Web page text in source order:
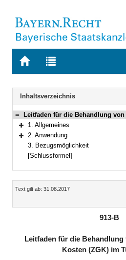
Zur
BAYERN.RECHT
Zur
letzten
Suche
Navigation
Inhaltsverzeichnis
Bereich reduzieren
Leitfaden für die Behandlung von
Bereich erweitern
1. Allgemeines
Bereich erweitern
2. Anwendung
3. Bezugsmöglichkeit
[Schlussformel]
Inhalt
Text gilt ab: 31.08.2017
913-B
Leitfaden für die
Kosten (ZGK) im